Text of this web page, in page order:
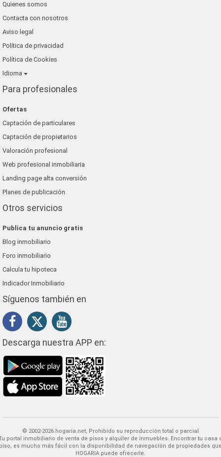
Quienes somos
Contacta con nosotros
Aviso legal
Política de privacidad
Política de Cookies
Idioma
Para profesionales
Ofertas
Captación de particulares
Captación de propietarios
Valoración profesional
Web profesional inmobiliaria
Landing page alta conversión
Planes de publicación
Otros servicios
Publica tu anuncio gratis
Blog inmobiliario
Foro inmobiliario
Calcula tu hipoteca
Indicador Inmobiliario
Síguenos también en
Descarga nuestra APP en:
© 2002-2026 hogaria.net, Prohibido su reproducción total o parcial
Encontrar tu casa o
es mucho más fácil con la disponibilidad de navegación de propiedades
HOGARIA puede ofrecerle.